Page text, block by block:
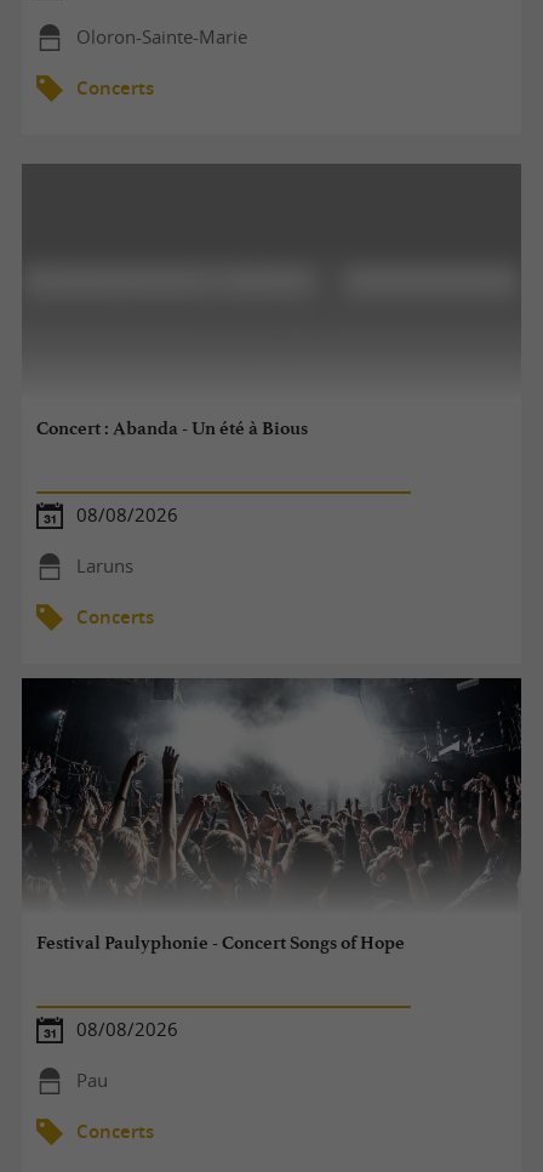
Oloron-Sainte-Marie
Concerts
Concert : Abanda - Un été à Bious
08/08/2026
Laruns
Concerts
Festival Paulyphonie - Concert Songs of Hope
08/08/2026
Pau
Concerts